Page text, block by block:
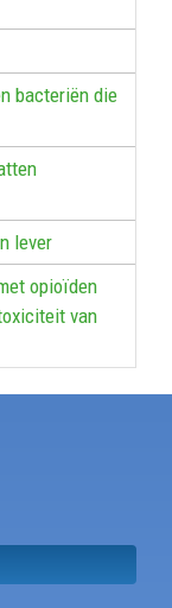
bacteriën die
lever
opioïden
van